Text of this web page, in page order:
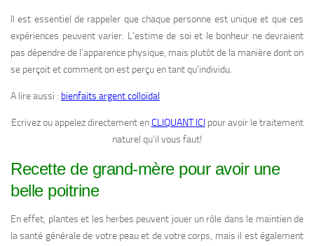
Il est essentiel de rappeler que chaque personne est unique et que ces
expériences peuvent varier. L’estime de soi et le bonheur ne devraient
pas dépendre de l’apparence physique, mais plutôt de la manière dont on
se perçoit et comment on est perçu en tant qu’individu.
A lire aussi : bienfaits argent colloïdal
Ecrivez ou appelez directement enCLIQUANT ICI pour avoir le traitement
naturel qu’il vous faut!
Recette de grand-mère pour avoir une
belle poitrine
En effet, plantes et les herbes peuvent jouer un rôle dans le maintien de
la santé générale de votre peau et de votre corps, mais il est également